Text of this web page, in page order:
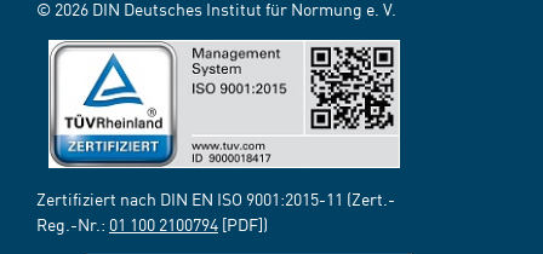
© 2026 DIN Deutsches Institut für Normung e. V.
Zertifiziert nach DIN EN ISO 9001:2015-11 (Zert.-
Reg.-Nr.: 01 100 2100794 [PDF])